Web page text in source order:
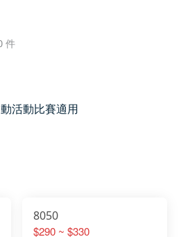
件
活動比賽適用
8050
$290 ~ $330